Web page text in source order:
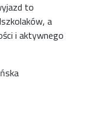
to
a
i aktywnego